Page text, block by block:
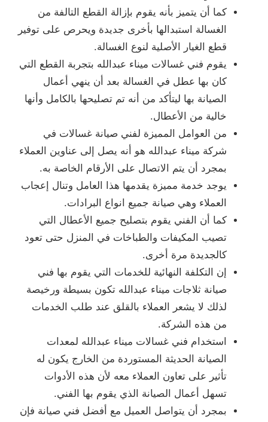
كما أن يتميز بأنه يقوم بإزالة القطع التالفة من
الغسالة استبدالها بأخرى جديدة ويحرص على توفير
قطع الغيار الأصلية لنوع الغسالة.
يقوم فني غسالات ميناء عبدالله بتجربة القطع التي
كان بها عطل في الغسالة بعد أن ينهي أعمال
الصيانة بها ليتأكد من أنه تم تصليحها بالكامل وأنها
خالية من الأعطال.
من العوامل المميزة لفني صيانة غسالات في
شركة ميناء عبدالله هو أنه يصل إلى عناوين العملاء
بمجرد أن يتم الاتصال على الأرقام الخاصة به.
يوجد خدمة مميزة يقدمها هذا العامل وتنال إعجاب
العملاء وهي صيانة جميع انواع البرادات.
كما أن الفني يقوم بتصليح جميع الأعطال التي
تصيب المكيفات والطباخات في المنزل حتى تعود
كالجديدة مرة أخرى.
إن التكلفة النهائية للخدمات التي يقوم بها فني
صيانة ثلاجات ميناء عبدالله تكون بسيطة ورخيصة
لذلك لا يشعر العملاء بالقلق عند طلب الخدمات
من هذه الشركة.
استخدام فني غسالات ميناء عبدالله لمعدات
الصيانة الحديثة المستوردة من الخارج يكون له
تأثير على تعاون العملاء معه لأن هذه الأدوات
تسهل أعمال الصيانة الذي يقوم بها الفني.
بمجرد أن يتواصل العميل مع أفضل فني صيانة فإن